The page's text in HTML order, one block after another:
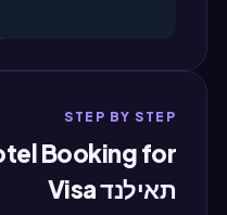
STEP BY STEP
Booking for
תאילנד Visa